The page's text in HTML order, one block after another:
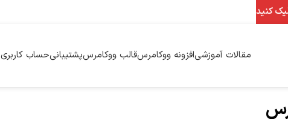
مقالات آموزشیافزونه ووکامرسقالب ووکامرسپشتیبانیحساب کاربری
کنید